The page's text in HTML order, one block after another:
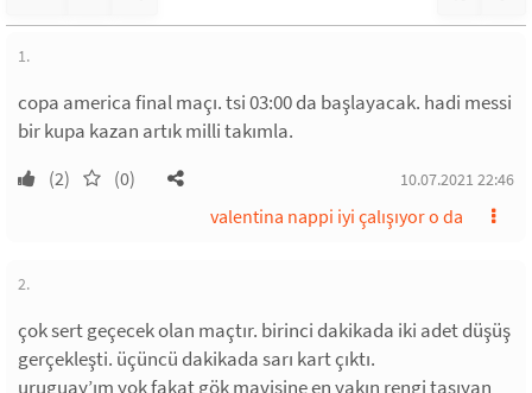
1.
copa america final maçı. tsi 03:00 da başlayacak. hadi messi
bir kupa kazan artık milli takımla.
(2) (0) 10.07.2021 22:46
valentina nappi iyi çalışıyor o da
2.
çok sert geçecek olan maçtır. birinci dakikada iki adet düşüş
gerçekleşti. üçüncü dakikada sarı kart çıktı.
uruguay’ım yok fakat gök mavisine en yakın rengi taşıyan